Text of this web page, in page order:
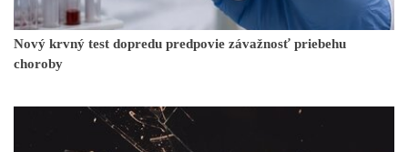
Nový krvný test dopredu predpovie závažnosť priebehu
choroby